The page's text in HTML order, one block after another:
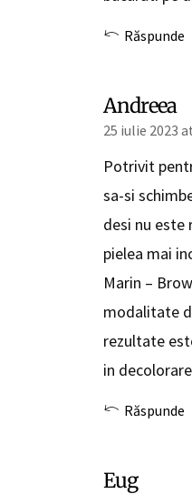
Răspunde
Andreea
25 iulie 2023
Potrivit
sa-si
desi nu este
pielea mai
Marin –
modalitate
rezultate
in
Răspunde
Eug